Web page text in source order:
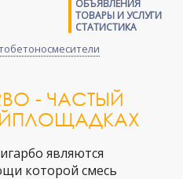
ОБЪЯВЛЕНИЯ
ТОВАРЫ И УСЛУГИ
СТАТИСТИКА
- ЧАСТЫЙ
являются
которой смесь